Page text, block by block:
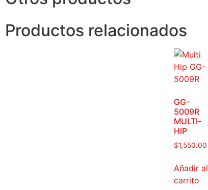
Productos relacionados
GG-
5009R
MULTI-
HIP
$1,550.00
Añadir al
carrito